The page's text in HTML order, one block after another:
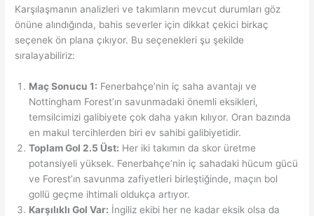
Karşılaşmanın analizleri ve takımların mevcut durumları göz
önüne alındığında, bahis severler için dikkat çekici birkaç
seçenek ön plana çıkıyor. Bu seçenekleri şu şekilde
sıralayabiliriz:
Maç Sonucu 1: Fenerbahçe’nin iç saha avantajı ve
Nottingham Forest’ın savunmadaki önemli eksikleri,
temsilcimizi galibiyete çok daha yakın kılıyor. Oran bazında
en makul tercihlerden biri ev sahibi galibiyetidir.
Toplam Gol 2.5 Üst: Her iki takımın da skor üretme
potansiyeli yüksek. Fenerbahçe’nin iç sahadaki hücum gücü
ve Forest’ın savunma zafiyetleri birleştiğinde, maçın bol
gollü geçme ihtimali oldukça artıyor.
Karşılıklı Gol Var: İngiliz ekibi her ne kadar eksik olsa da